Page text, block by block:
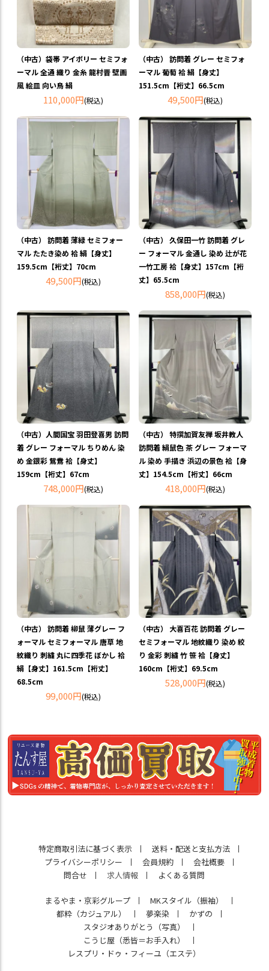
（中古）袋帯 アイボリー セミフォ
ーマル 全通 織り 金糸 龍村晋 壁画
風 絵皿 向い鳥 絹
110,000円(税込)
（中古） 訪問着 グレー セミフォ
ーマル 葡萄 袷 絹【身丈】
151.5cm【裄丈】66.5cm
49,500円(税込)
（中古） 訪問着 薄緑 セミフォー
マル たたき染め 袷 絹【身丈】
159.5cm【裄丈】70cm
49,500円(税込)
（中古） 久保田一竹 訪問着 グレ
ー フォーマル 金通し 染め 辻が花
一竹工房 袷【身丈】157cm【裄
丈】65.5cm
858,000円(税込)
（中古）人間国宝 羽田登喜男 訪問
着 グレー フォーマル ちりめん 染
め 金銀彩 鴛鴦 袷【身丈】
159cm【裄丈】67cm
748,000円(税込)
（中古） 特撰加賀友禅 坂井教人
訪問着 絹鼠色 茶 グレー フォーマ
ル 染め 手描き 浜辺の景色 袷【身
丈】154.5cm【裄丈】66cm
418,000円(税込)
（中古） 訪問着 柳鼠 薄グレー フ
ォーマル セミフォーマル 唐草 地
紋織り 刺繍 丸に四季花 ぼかし 袷
絹【身丈】161.5cm【裄丈】
68.5cm
99,000円(税込)
（中古） 大喜百花 訪問着 グレー
セミフォーマル 地紋織り 染め 絞
り 金彩 刺繍 竹 笹 袷【身丈】
160cm【裄丈】69.5cm
528,000円(税込)
特定商取引法に基づく表示
送料・配送と支払方法
プライバシーポリシー
会員規約
会社概要
問合せ
求人情報 よくある質問
まるやま・京彩グループ
MKスタイル（振袖）
都粋（カジュアル）
夢楽染
かずの
スタジオありがとう（写真）
こうじ屋（悉皆＝お手入れ）
レスプリ・ドゥ・フィーユ（エステ）